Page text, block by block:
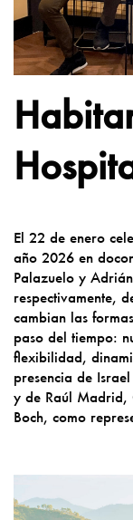
El 22 de enero
año 2026 en
Palazuelo y
respectivamente,
cambian las
paso del tiempo:
flexibilidad,
presencia de
y de Raúl Madrid,
Boch, como